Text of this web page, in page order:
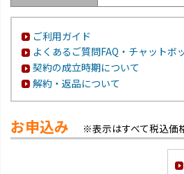
ご利用ガイド
よくあるご質問FAQ・チャットボ
契約の成立時期について
解約・返品について
お申込み ※表示はすべて税込価